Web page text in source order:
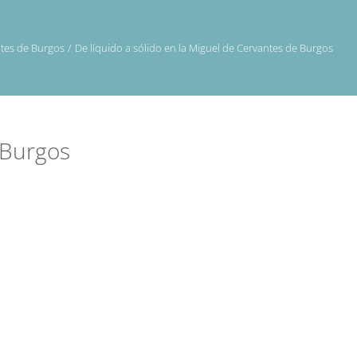
de Burgos De líquido a sólido en la Miguel de Cervantes de Burgos